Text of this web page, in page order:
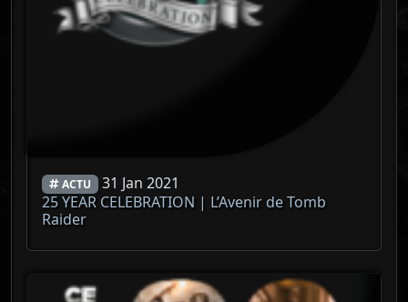
ACTU 31 Jan 2021
25 YEAR CELEBRATION | L’Avenir de Tomb
Raider